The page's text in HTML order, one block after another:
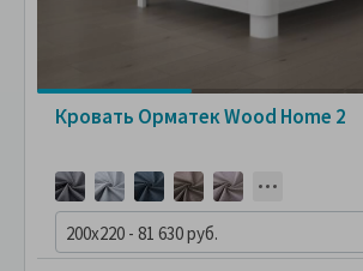
Кровать Орматек Wood Home 2
200x220 - 81 630 руб.